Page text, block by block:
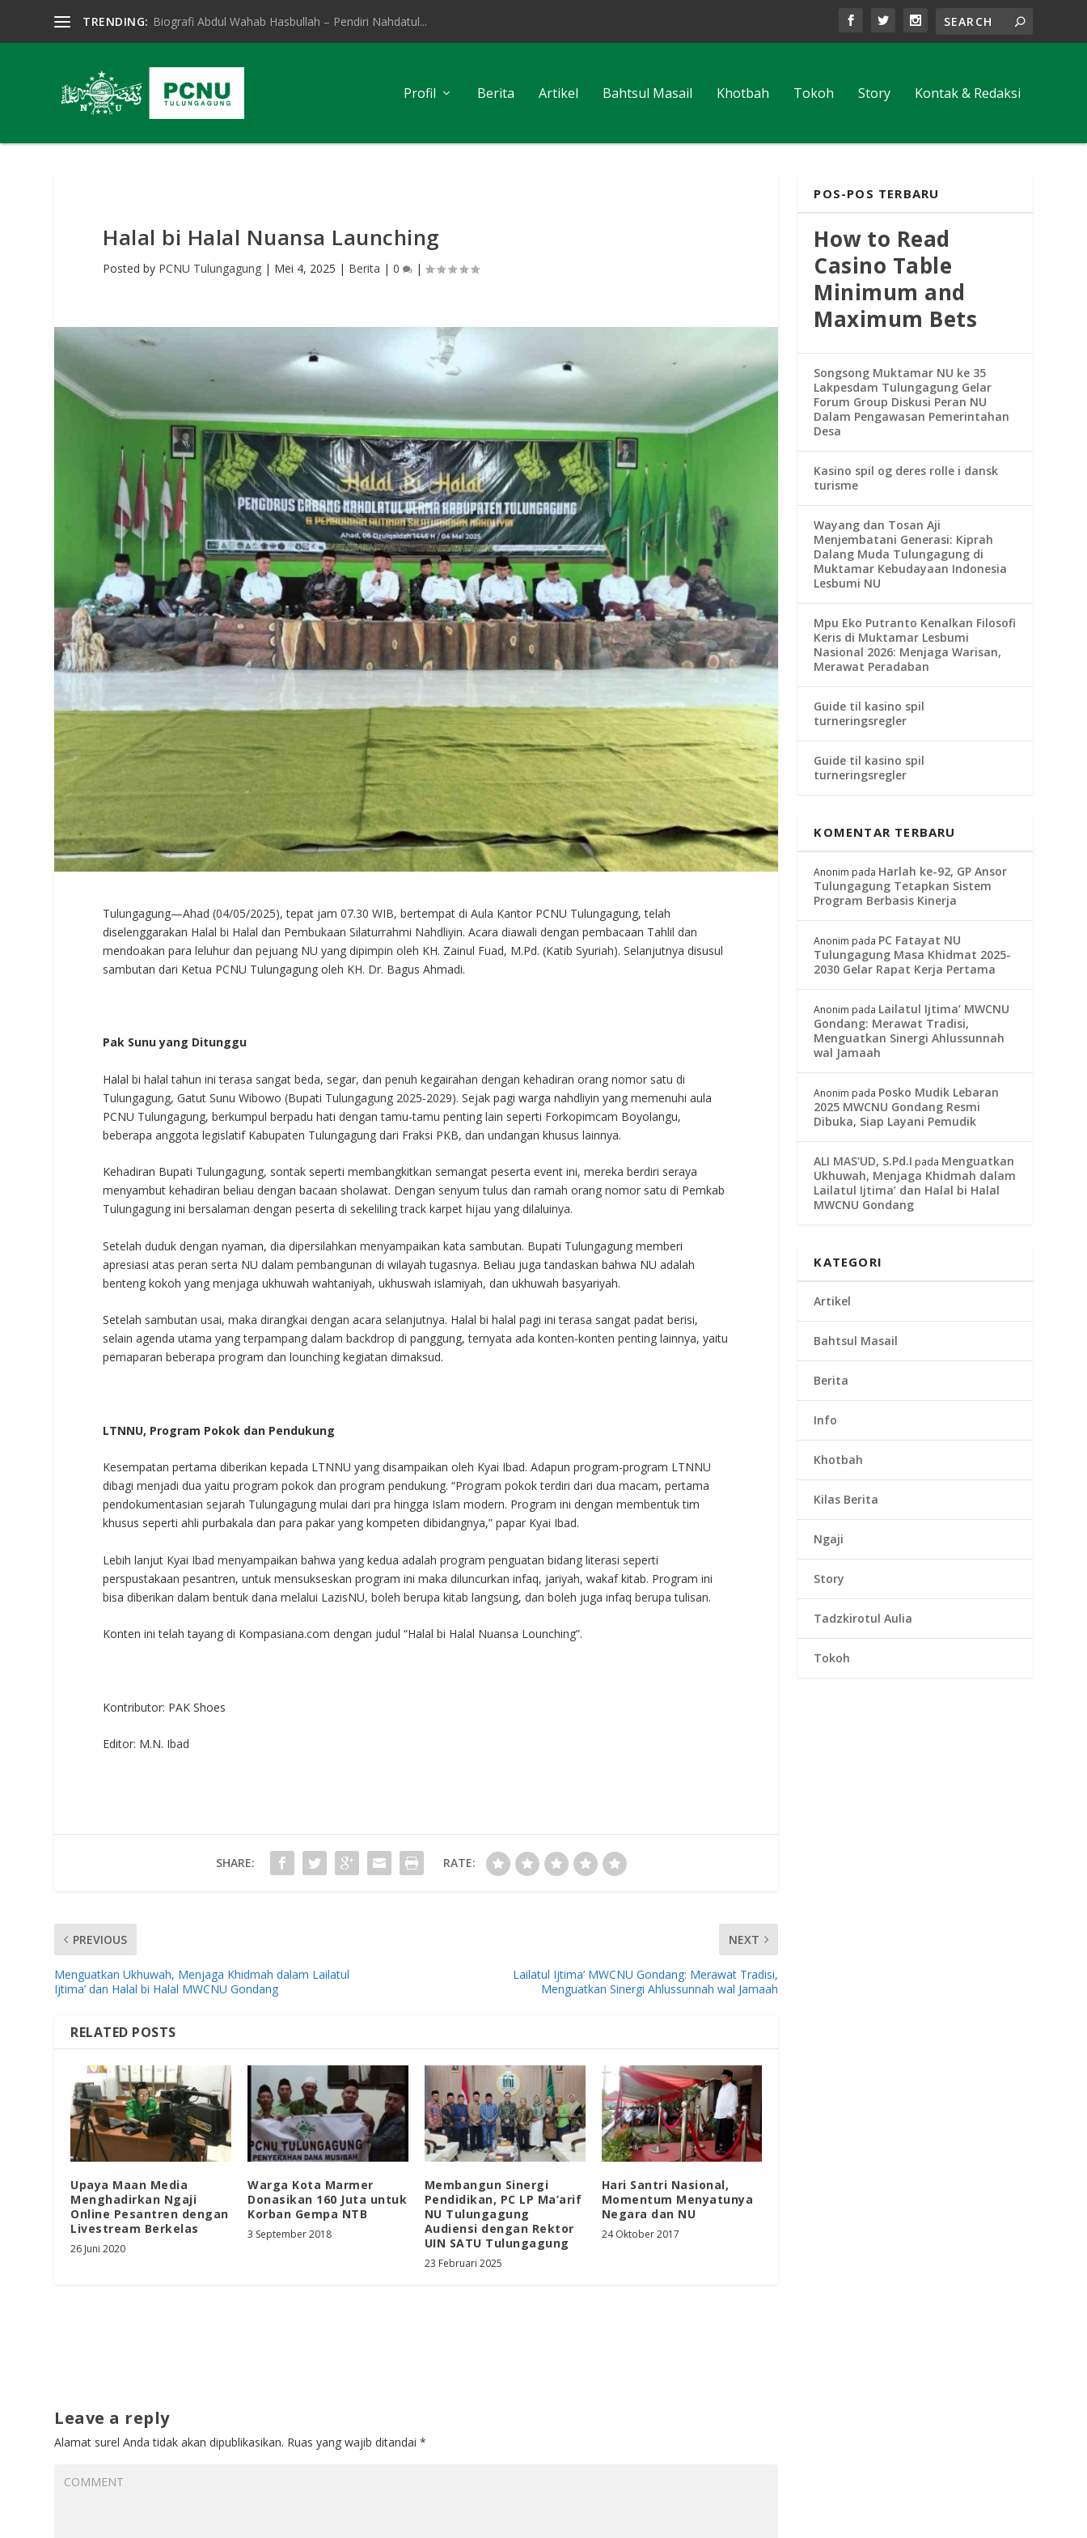
TRENDING: Biografi Abdul Wahab Hasbullah – Pendiri Nahdatul...
Profil Berita Artikel Bahtsul Masail Khotbah Tokoh Story Kontak & Redaksi
Halal bi Halal Nuansa Launching
Posted by PCNU Tulungagung | Mei 4, 2025 | Berita |0 |
Tulungagung—Ahad (04/05/2025), tepat jam 07.30 WIB, bertempat di Aula Kantor PCNU Tulungagung, telah
diselenggarakan Halal bi Halal dan Pembukaan Silaturrahmi Nahdliyin. Acara diawali dengan pembacaan Tahlil dan
mendoakan para leluhur dan pejuang NU yang dipimpin oleh KH. Zainul Fuad, M.Pd. (Katib Syuriah). Selanjutnya disusul
sambutan dari Ketua PCNU Tulungagung oleh KH. Dr. Bagus Ahmadi.
Pak Sunu yang Ditunggu
Halal bi halal tahun ini terasa sangat beda, segar, dan penuh kegairahan dengan kehadiran orang nomor satu di
Tulungagung, Gatut Sunu Wibowo (Bupati Tulungagung 2025-2029). Sejak pagi warga nahdliyin yang memenuhi aula
PCNU Tulungagung, berkumpul berpadu hati dengan tamu-tamu penting lain seperti Forkopimcam Boyolangu,
beberapa anggota legislatif Kabupaten Tulungagung dari Fraksi PKB, dan undangan khusus lainnya.
Kehadiran Bupati Tulungagung, sontak seperti membangkitkan semangat peserta event ini, mereka berdiri seraya
menyambut kehadiran beliau dengan bacaan sholawat. Dengan senyum tulus dan ramah orang nomor satu di Pemkab
Tulungagung ini bersalaman dengan peserta di sekeliling track karpet hijau yang dilaluinya.
Setelah duduk dengan nyaman, dia dipersilahkan menyampaikan kata sambutan. Bupati Tulungagung memberi
apresiasi atas peran serta NU dalam pembangunan di wilayah tugasnya. Beliau juga tandaskan bahwa NU adalah
benteng kokoh yang menjaga ukhuwah wahtaniyah, ukhuswah islamiyah, dan ukhuwah basyariyah.
Setelah sambutan usai, maka dirangkai dengan acara selanjutnya. Halal bi halal pagi ini terasa sangat padat berisi,
selain agenda utama yang terpampang dalam backdrop di panggung, ternyata ada konten-konten penting lainnya, yaitu
pemaparan beberapa program dan lounching kegiatan dimaksud.
LTNNU, Program Pokok dan Pendukung
Kesempatan pertama diberikan kepada LTNNU yang disampaikan oleh Kyai Ibad. Adapun program-program LTNNU
dibagi menjadi dua yaitu program pokok dan program pendukung. “Program pokok terdiri dari dua macam, pertama
pendokumentasian sejarah Tulungagung mulai dari pra hingga Islam modern. Program ini dengan membentuk tim
khusus seperti ahli purbakala dan para pakar yang kompeten dibidangnya,” papar Kyai Ibad.
Lebih lanjut Kyai Ibad menyampaikan bahwa yang kedua adalah program penguatan bidang literasi seperti
perspustakaan pesantren, untuk mensukseskan program ini maka diluncurkan infaq, jariyah, wakaf kitab. Program ini
bisa diberikan dalam bentuk dana melalui LazisNU, boleh berupa kitab langsung, dan boleh juga infaq berupa tulisan.
Konten ini telah tayang di Kompasiana.com dengan judul “Halal bi Halal Nuansa Lounching”.
Kontributor: PAK Shoes
Editor: M.N. Ibad
SHARE: RATE:
PREVIOUS
Menguatkan Ukhuwah, Menjaga Khidmah dalam Lailatul
Ijtima’ dan Halal bi Halal MWCNU Gondang
NEXT
Lailatul Ijtima’ MWCNU Gondang: Merawat Tradisi,
Menguatkan Sinergi Ahlussunnah wal Jamaah
RELATED POSTS
Upaya Maan Media
Menghadirkan Ngaji
Online Pesantren dengan
Livestream Berkelas
26 Juni 2020
Warga Kota Marmer
Donasikan 160 Juta untuk
Korban Gempa NTB
3 September 2018
Membangun Sinergi
Pendidikan, PC LP Ma’arif
NU Tulungagung
Audiensi dengan Rektor
UIN SATU Tulungagung
23 Februari 2025
Hari Santri Nasional,
Momentum Menyatunya
Negara dan NU
24 Oktober 2017
Leave a reply
Alamat surel Anda tidak akan dipublikasikan. Ruas yang wajib ditandai*
POS-POS TERBARU
How to Read
Casino Table
Minimum and
Maximum Bets
Songsong Muktamar NU ke 35
Lakpesdam Tulungagung Gelar
Forum Group Diskusi Peran NU
Dalam Pengawasan Pemerintahan
Desa
Kasino spil og deres rolle i dansk
turisme
Wayang dan Tosan Aji
Menjembatani Generasi: Kiprah
Dalang Muda Tulungagung di
Muktamar Kebudayaan Indonesia
Lesbumi NU
Mpu Eko Putranto Kenalkan Filosofi
Keris di Muktamar Lesbumi
Nasional 2026: Menjaga Warisan,
Merawat Peradaban
Guide til kasino spil
turneringsregler
Guide til kasino spil
turneringsregler
KOMENTAR TERBARU
Anonim pada Harlah ke-92, GP Ansor
Tulungagung Tetapkan Sistem
Program Berbasis Kinerja
Anonim pada PC Fatayat NU
Tulungagung Masa Khidmat 2025-
2030 Gelar Rapat Kerja Pertama
Anonim pada Lailatul Ijtima’ MWCNU
Gondang: Merawat Tradisi,
Menguatkan Sinergi Ahlussunnah
wal Jamaah
Anonim pada Posko Mudik Lebaran
2025 MWCNU Gondang Resmi
Dibuka, Siap Layani Pemudik
ALI MAS'UD, S.Pd.I pada Menguatkan
Ukhuwah, Menjaga Khidmah dalam
Lailatul Ijtima’ dan Halal bi Halal
MWCNU Gondang
KATEGORI
Artikel
Bahtsul Masail
Berita
Info
Khotbah
Kilas Berita
Ngaji
Story
Tadzkirotul Aulia
Tokoh